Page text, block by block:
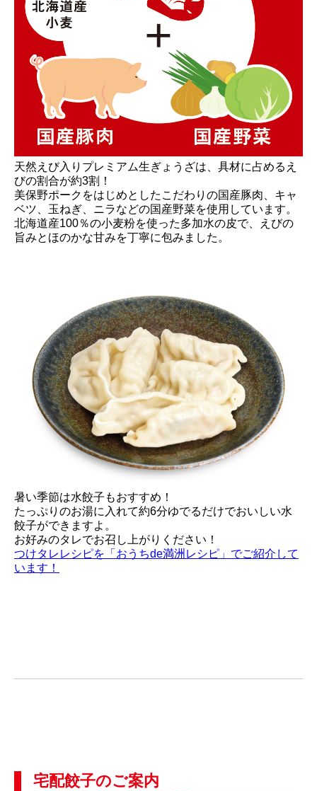
天然えび入りプレミアム生ぎょうざは、具材に占めるえ
びの割合が約3割！
美保野ポークをはじめとしたこだわりの国産豚肉、キャ
ベツ、玉ねぎ、ニラなどの国産野菜を使用しています。
北海道産100％の小麦粉を使った多加水の皮で、えびの
旨みとほのかな甘みを丁寧に包みました。
暑い季節は水餃子もおすすめ！
たっぷりのお湯に入れて約6分ゆでるだけでおいしい水
餃子ができますよ。
お好みのタレでお召し上がりください！
つけタレレシピを「おうちde満洲レシピ」でご紹介して
います！
宅配餃子のご案内